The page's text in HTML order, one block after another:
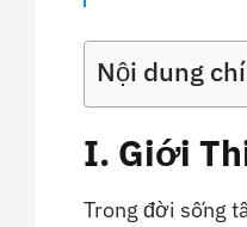
Nội dung
I. Giới
Trong đời sống